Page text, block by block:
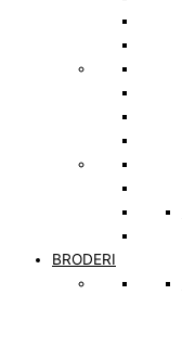
BRODERI